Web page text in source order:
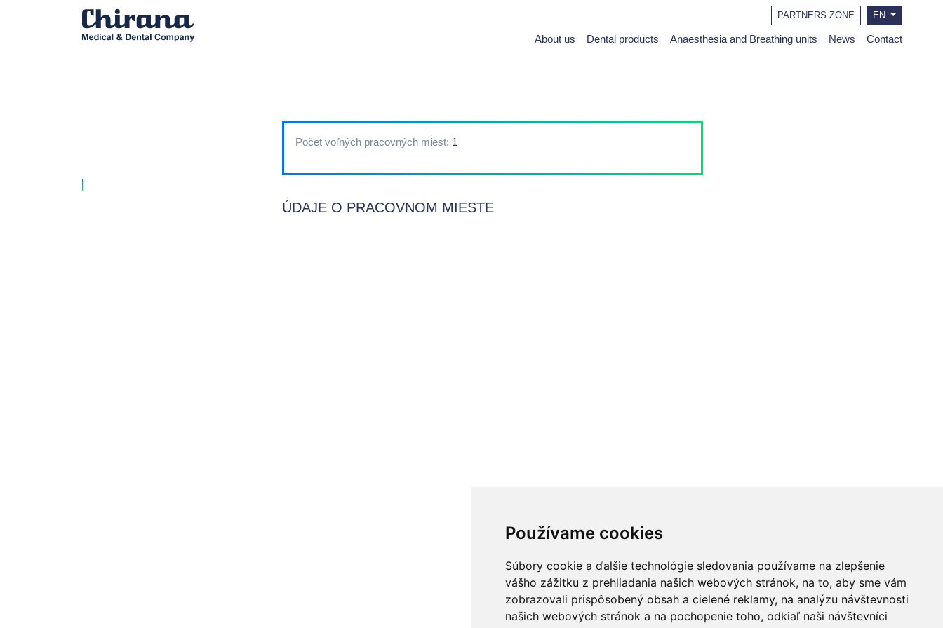
Používame cookies
Súbory cookie a ďalšie technológie sledovania používame na zlepšenie
vášho zážitku z prehliadania našich webových stránok, na to, aby sme vám
zobrazovali prispôsobený obsah a cielené reklamy, na analýzu návštevnosti
našich webových stránok a na pochopenie toho, odkiaľ naši návštevníci
PARTNERS ZONE EN
About us Dental products Anaesthesia and Breathing units News Contact
Počet voľných pracovných miest: 1
ÚDAJE O PRACOVNOM MIESTE